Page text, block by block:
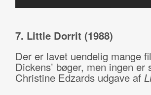
7. Little Dorrit (1988)
Der er lavet uendelig mange
Dickens’ bøger, men ingen
Christine Edzards udgave af